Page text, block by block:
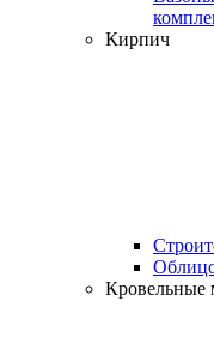
Кирпич
Кровельные